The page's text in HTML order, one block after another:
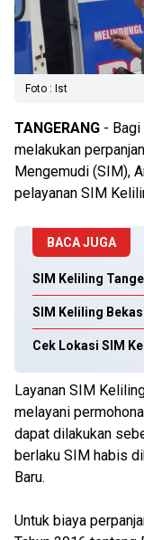
Foto : Ist
TANGERANG - Bagi
melakukan
Mengemudi (SIM),
pelayanan SIM
BACA JUGA
SIM Keliling
SIM Keliling
Cek Lokasi SIM
Layanan SIM
melayani
dapat dilakukan
berlaku SIM habis
Baru.
Untuk biaya